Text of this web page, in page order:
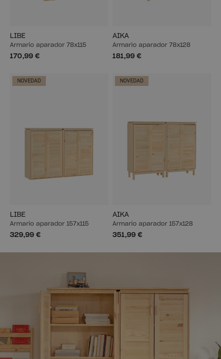
LIBE
Armario aparador 78x115
170,99 €
AIKA
Armario aparador 78x128
181,99 €
NOVEDAD
LIBE
Armario aparador 157x115
329,99 €
NOVEDAD
AIKA
Armario aparador 157x128
351,99 €